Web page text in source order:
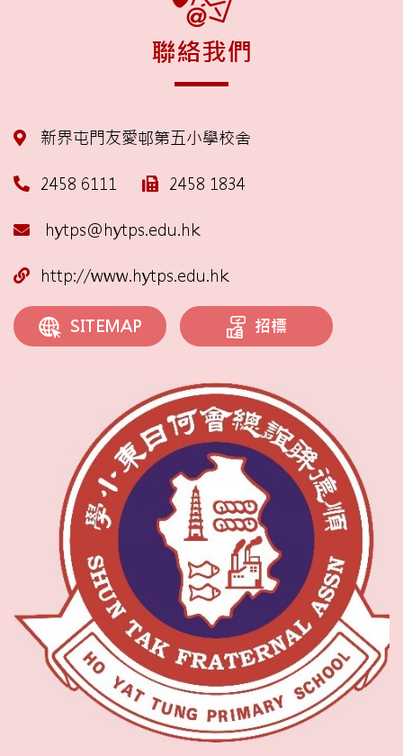
聯絡我們
新界屯門友愛邨第五小學校舍
2458 6111 2458 1834
hytps@hytps.edu.hk
http://www.hytps.edu.hk
SITEMAP 招標